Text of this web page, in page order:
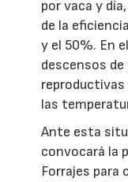
por vaca y
de la
y el 50%. En
descensos
las
Ante esta
convocará la
Forrajes para